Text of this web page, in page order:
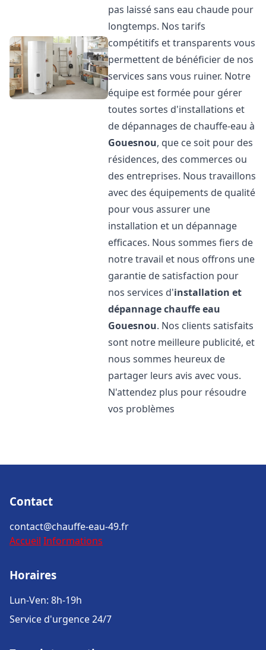
pas laissé sans eau chaude pour
longtemps. Nos tarifs
compétitifs et transparents vous
permettent de bénéficier de nos
services sans vous ruiner. Notre
équipe est formée pour gérer
toutes sortes d'installations et
de dépannages de chauffe-eau à
Gouesnou, que ce soit pour des
résidences, des commerces ou
des entreprises. Nous travaillons
avec des équipements de qualité
pour vous assurer une
installation et un dépannage
efficaces. Nous sommes fiers de
notre travail et nous offrons une
garantie de satisfaction pour
nos services d'installation et
dépannage chauffe eau
Gouesnou. Nos clients satisfaits
sont notre meilleure publicité, et
nous sommes heureux de
partager leurs avis avec vous.
N'attendez plus pour résoudre
vos problèmes
Contact
contact@chauffe-eau-49.fr
Accueil Informations
Horaires
Lun-Ven: 8h-19h
Service d'urgence 24/7